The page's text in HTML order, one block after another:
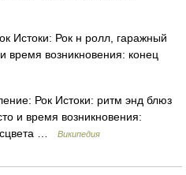
Истоки: Рок н ролл, гаражный
время возникновения: конец
Рок Истоки: ритм энд блюз
и время возникновения:
…
Википедия